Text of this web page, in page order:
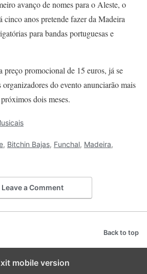
avanço de nomes para o Aleste, o
cinco anos pretende fazer da Madeira
para bandas portuguesas e
preço promocional de 15 euros, já se
organizadores do evento anunciarão mais
dois meses.
, Bitchin Bajas, Funchal, Madeira,
Leave a Comment
Back to top
mobile version